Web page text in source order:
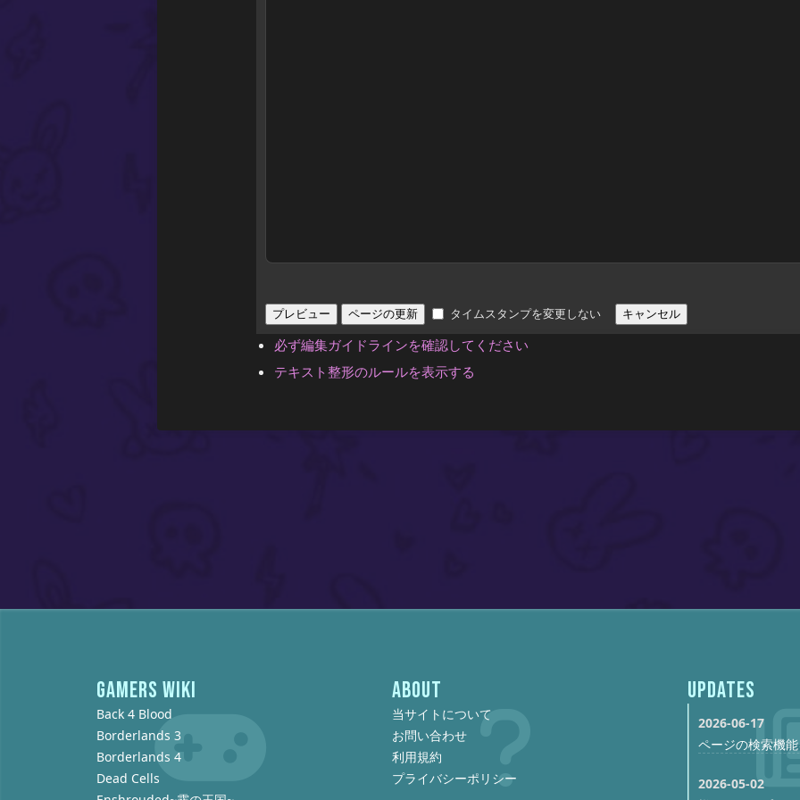
タイムスタンプを変更しない
必ず編集ガイドラインを確認してください
テキスト整形のルールを表示する
GAMERS WIKI
Back 4 Blood
Borderlands 3
Borderlands 4
Dead Cells
ABOUT
当サイトについて
お問い合わせ
利用規約
プライバシーポリシー
UPDATES
2026-06-17
ページの検索機
2026-05-02